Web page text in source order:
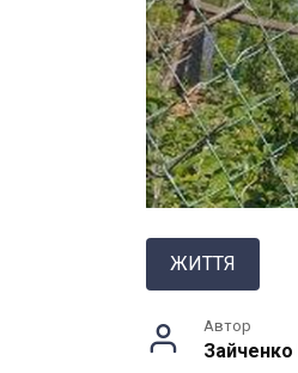
ЖИТТЯ
Автор